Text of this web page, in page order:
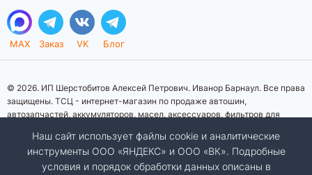
MAX Заказ VK Блог
© 2026. ИП Шерстобитов Алексей Петрович. Иванор Барнаул. Все права
защищены. ТСЦ - интернет-магазин по продаже автошин,
автозапчастей, аккумуляторов, масел, аксессуаров, фильтров для
информационный характер. Представленная информация о товарах, их
стоимости, характеристик, фото, наличия на складе ни при каких
условиях не является публичной офертой, определяемой положениями
Наш сайт использует файлы cookie и аналитические
инструменты ООО «ЯНДЕКС» и ООО «ВК». Подробные
условия и порядок обработки данных описаны в